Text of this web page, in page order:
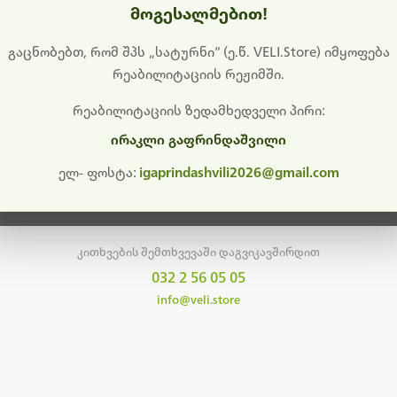
გიხდით შეფერხებისთვის. ამჟამად მიმდინარეობს
განახლება და ტექნიკური სამუშაოები.
მალე ისევ ხელმისაწვდომი იქნება. გმადლობთ მოთმინებისთვის!
მთავარ გვერდზე დაბრუნება
კითხვების შემთხვევაში დაგვიკავშირდით
032 2 56 05 05
info@veli.store
მოგესალმებით!
გაცნობებთ, რომ შპს „სატურნი“ (ე.წ. VELI.Store) იმყოფება
რეაბილიტაციის რეჟიმში.
რეაბილიტაციის ზედამხედველი პირი:
ირაკლი გაფრინდაშვილი
ელ- ფოსტა: igaprindashvili2026@gmail.com